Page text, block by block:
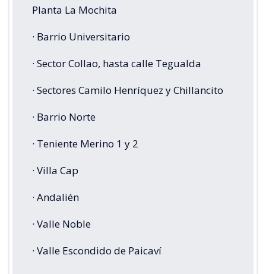
Planta La Mochita
· Barrio Universitario
· Sector Collao, hasta calle Tegualda
· Sectores Camilo Henríquez y Chillancito
· Barrio Norte
· Teniente Merino 1 y 2
· Villa Cap
· Andalién
· Valle Noble
· Valle Escondido de Paicaví